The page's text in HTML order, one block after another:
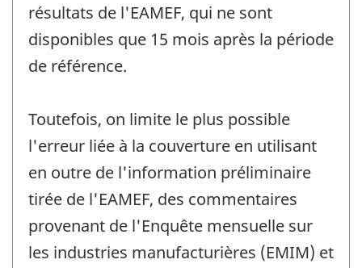
résultats de l'EAMEF, qui ne sont
disponibles que 15 mois après la période
de référence.
Toutefois, on limite le plus possible
l'erreur liée à la couverture en utilisant
en outre de l'information préliminaire
tirée de l'EAMEF, des commentaires
provenant de l'Enquête mensuelle sur
les industries manufacturières (EMIM) et